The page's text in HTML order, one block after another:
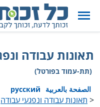
תאונות עבודה
(תת-עמוד בפורטל)
الصفحة بالعربية
русский
< תאונות עבודה ונפגעי עבודה